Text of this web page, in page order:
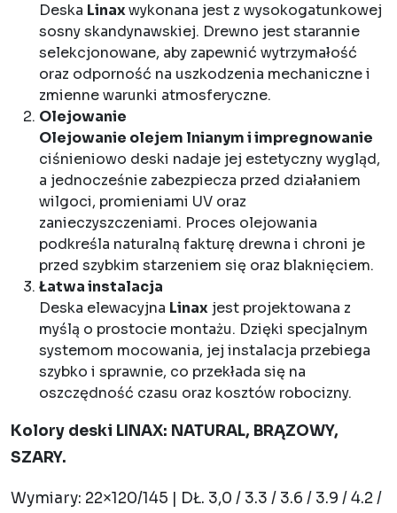
Deska Linaxwykonana jest z wysokogatunkowej
sosny skandynawskiej. Drewno jest starannie
selekcjonowane, aby zapewnić wytrzymałość
oraz odporność na uszkodzenia mechaniczne i
zmienne warunki atmosferyczne.
Olejowanie
Olejowanie olejem lnianym i impregnowanie
ciśnieniowo deski nadaje jej estetyczny wygląd,
a jednocześnie zabezpiecza przed działaniem
wilgoci, promieniami UV oraz
zanieczyszczeniami. Proces olejowania
podkreśla naturalną fakturę drewna i chroni je
przed szybkim starzeniem się oraz blaknięciem.
Łatwa instalacja
Deska elewacyjna Linax jest projektowana z
myślą o prostocie montażu. Dzięki specjalnym
systemom mocowania, jej instalacja przebiega
szybko i sprawnie, co przekłada się na
oszczędność czasu oraz kosztów robocizny.
Kolory deski LINAX: NATURAL, BRĄZOWY,
SZARY.
Wymiary: 22×120/145 | DŁ. 3,0 / 3.3 / 3.6 / 3.9 / 4.2 /